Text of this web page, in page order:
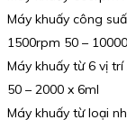
Máy khuấy công
1500rpm 50 –
Máy khuấy từ 6 vị
50 – 2000 x 6ml
Máy khuấy từ loại